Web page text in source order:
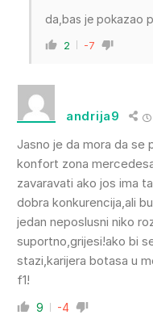
da,bas je pokazao
2 -7
andrija9
Jasno je da mora da se
konfort zona
zavaravati ako jos ima
dobra konkurencija,ali
jedan neposlusni niko
suportno,grijesi!ako bi
stazi,karijera botasa u
f1!
9 -4